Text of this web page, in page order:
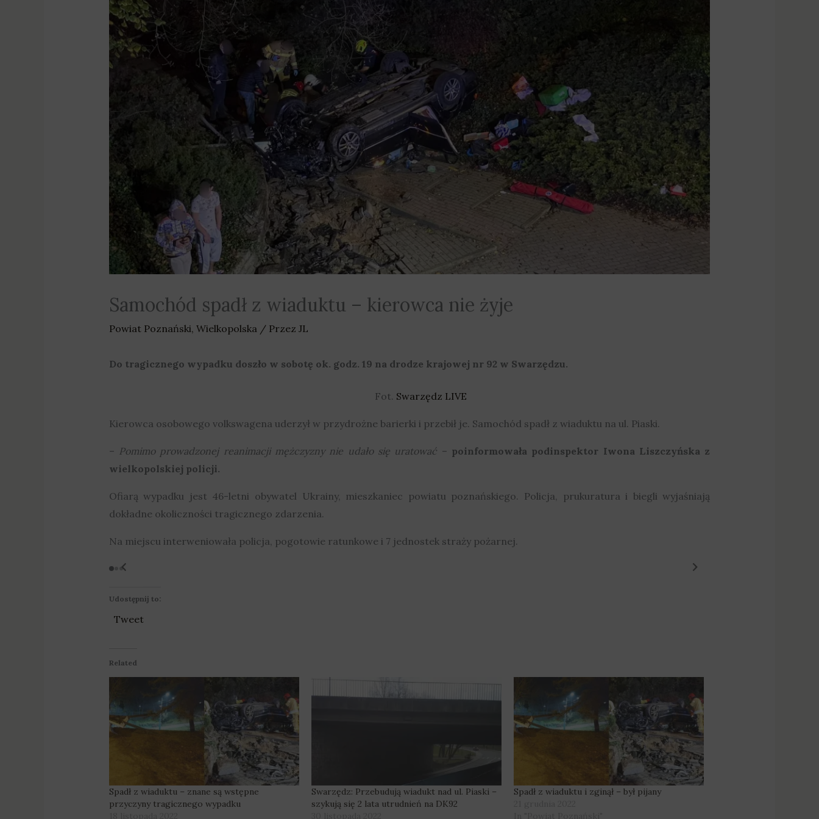
Samochód spadł z wiaduktu – kierowca nie żyje
Powiat Poznański, Wielkopolska / Przez JL
Do tragicznego wypadku doszło w sobotę ok. godz. 19 na drodze krajowej nr 92 w Swarzędzu.
Fot. Swarzędz LIVE
Kierowca osobowego volkswagena uderzył w przydrożne barierki i przebił je. Samochód spadł z wiaduktu na ul. Piaski.
– Pomimo prowadzonej reanimacji mężczyzny nie udało się uratować – poinformowała podinspektor Iwona Liszczyńska z
wielkopolskiej policji.
Ofiarą wypadku jest 46-letni obywatel Ukrainy, mieszkaniec powiatu poznańskiego. Policja, prukuratura i biegli wyjaśniają
dokładne okoliczności tragicznego zdarzenia.
Na miejscu interweniowała policja, pogotowie ratunkowe i 7 jednostek straży pożarnej.
Udostępnij to:
Tweet
Related
Spadł z wiaduktu – znane są wstępne
przyczyny tragicznego wypadku
Swarzędz: Przebudują wiadukt nad ul. Piaski –
szykują się 2 lata utrudnień na DK92
Spadł z wiaduktu i zginął – był pijany